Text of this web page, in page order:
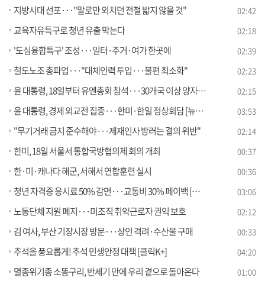
지방시대 선포···"말로만 외치던 전철 밟지 않을 것" 02:42
교육자유특구로 청년 유출 막는다 02:18
'도심융합특구' 조성···일터·주거·여가 한곳에 02:39
철도노조 총파업···"대체인력 투입···불편 최소화" 02:23
윤 대통령, 18일부터 유엔총회 참석···30개국 이상 양자회담 02:15
윤 대통령, 경제 외교전 집중···한미·한일 정상회담 [뉴스의 맥] 03:53
"무기거래 금지 준수해야···제재인사 방러는 결의 위반" 02:14
한미, 18일 서울서 통합국방협의체 회의 개최 00:37
한·미·캐나다 해군, 서해서 연합훈련 실시 00:36
청년 자격증 응시료 50% 감면···교통비 30% 페이백 [정책현장+] 03:06
노동단체 지원 폐지···미조직 취약근로자 권익 보호 02:12
김 여사, 부산 기장시장 방문···상인 격려·수산물 구매 00:33
추석을 풍요롭게! 추석 민생안정 대책 [클릭K+] 04:20
멸종위기종 소똥구리, 반세기 만에 우리 곁으로 돌아온다 01:00